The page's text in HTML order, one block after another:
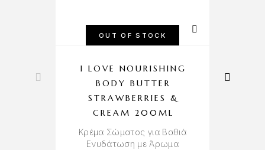
OUT OF STOCK
I LOVE NOURISHING
BODY BUTTER
STRAWBERRIES &
CREAM 200ML
Κρέμα Σώματος για Βαθιά
Ενυδάτωση με Άρωμα